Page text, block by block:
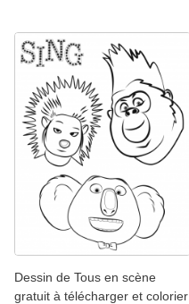
Dessin de Tous en scène
gratuit à télécharger et colorier